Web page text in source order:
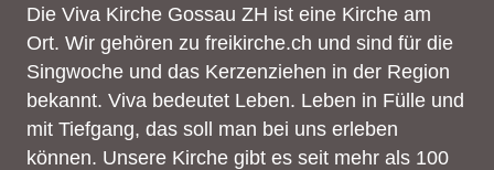
Die Viva Kirche Gossau ZH ist eine Kirche am
Ort. Wir gehören zu freikirche.ch und sind für die
Singwoche und das Kerzenziehen in der Region
bekannt. Viva bedeutet Leben. Leben in Fülle und
mit Tiefgang, das soll man bei uns erleben
können. Unsere Kirche gibt es seit mehr als 100